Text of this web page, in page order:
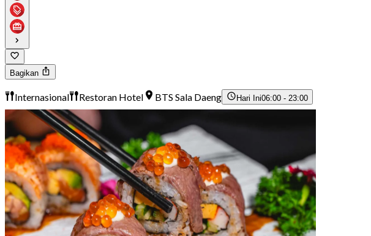
Bagikan
Internasional Restoran Hotel BTS Sala Daeng Hari Ini06:00 - 23:00